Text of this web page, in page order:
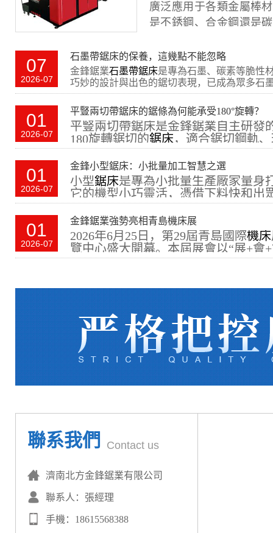
廣泛應用于各類金屬棒
是不銹鋼、合金鋼還是
等鋸切要求。圓鋸機
零部件、航天航空、模
要，是現代化加工車間
金鋒鋸業自主研發生產的
直徑范圍10mm至
工件下料的要求。設備
統，批量切割時尺寸一
圍護刀結構，有效增強
過程更平穩。整機采用
剛性強、減振性能優異
擊能力，即便面臨大直
依然保持鋸切的穩定。
位客戶的加工需求各不
的鋸切方案。
濟南北方金鋒鋸業有限
床、帶鋸條、圓鋸機23
產、銷售于一體的源頭
榮獲山東省“專精特新”
術企業兩大資質認定，
術專利。憑借過硬的品
07
2026-07
石墨帶鋸床的保養，這幾點不能忽略
金鋒鋸業石墨帶鋸床是專為石墨、碳素等脆性
巧妙的設計與出色的鋸切表現，已成為眾多石
擇。但想要保持鋸床的最佳性能，定期的維護
下為您介紹幾項關鍵保養步驟。
石墨粉塵具有導電性，若粉塵堆積，進入電氣
路。同時，石墨粉塵還有加速機械部件磨損、
危害。這些故障維修導致停機時間長，嚴重影
鋸切結束后，用噴槍或其它工具，徹底清理工
墨粉塵，保障鋸床正常運行。
對 石墨鋸床日常檢查也很重要。鋸條在每次開
位、鋸條有無明顯抖動。鋸條若張緊不足，在
前檢查并緊固各部連接的螺栓、螺母，防止鋸
引發設備故障與事故。
濟南北方金鋒鋸業有限公司專業生產帶鋸床、
長期連續鋸切也能保持穩定的精度，廣獲海內
咨詢！
01
2026-07
平豎兩切帶鋸床的鋸條為何能承受180°旋轉？
平豎兩切帶鋸床是金鋒鋸業自主研發
180旋轉鋸切的鋸床，適合鋸切鋼軌
底、油缸支耳等異形件。很多客戶疑
轉切工件，不會崩斷嗎？
首先，平豎兩切帶鋸床通過可移動的
準控制鋸條旋轉的位置，讓旋轉過程
承受的局部力量。除此之外，鋸床在
大導向臂間距、鋸輪半徑以及
讓鋸條在旋轉區域的形變更加平緩，
反切、橫切、角度切的能力下，確保
限，保護鋸條的使用壽命。
極好，能像彈簧一樣反復地彎曲和扭
業打造的雙金屬帶鋸條經過專門的熱
承受鋸切作業中的反復拉伸、彎曲和
濟南北方金鋒鋸業有限公司專業生產
年，是研發、生產、銷售于一體的綜
條類型涵蓋雙金屬帶鋸條、金剛砂帶
鋸條等。我們可以根據您的設備型號
效率要求，幫您精準選配鋸條齒形與
01
2026-07
金鋒小型鋸床：小批量加工智慧之選
小型鋸床是專為小批量生產廠家量身
它的機型小巧靈活，憑借下料快和出
為了眾多車間里不可或缺的鋸切設備
金鋒鋸業的小型鋸床憑借過硬的品質
受用戶信賴。其中，明星產品小型數
最大能鋸切Ф260mm圓料及
動送料系統，切割精準又省力，是追
操作更加得心應手，滿足多樣化的加
角度帶鋸床G-260能在0°至-45°范圍
度，0°時最大可鋸切Ф260mm圓料及
料，當-45°時，可最大 鋸切Ф200mm
□260×200mm方料。與此同時，其角
妙，旋轉精準、操作便捷，日常維護
了高性能與易用性。
濟南北方金鋒鋸業有限公司專業生產
山東省“專精特新”企業及國家級高新
金鋒鋸床
賴。歡迎來電咨詢！
01
2026-07
金鋒鋸業強勢亮相青島機床展
2026年6月25日，第29屆青島國際機床
覽中心盛大開幕。本屆展會以“展+會
新模式，匯聚1000+全球領先企業同
借卓越性能與精湛工藝，開展首日便
眾駐足圍觀，成為現場焦點之一。
GS260數控帶鋸床：雖為小型設備，
力，兼顧小巧美觀與實用性。其自動
準進給，是方料、圓料高效鋸切的理
GZ4230大小輪帶鋸床：專為成捆材料
的切割方式，確保大批量加工時的穩
G4236/36-50立式帶鋸床：針對鋁冒
材料設計，配合移動式床臺，在保障
CNC80圓鋸機?：以高速穩定切割著
工件切面平整光滑，是企業節能增效
本屆展出的系列鋸床
全場矚目的焦點。其卓越的切割表現
問技術細節，并現場留下聯絡方式。
濟南北方金鋒鋸業有限公司專業生產
圓鋸機23年，是研發、生產、銷售于
廠家。鋸切設備類型齊全，質量優越
聯系我們 Contact us
濟南北方金鋒鋸業有限公司
聯系人：張經理
手機：18615568388